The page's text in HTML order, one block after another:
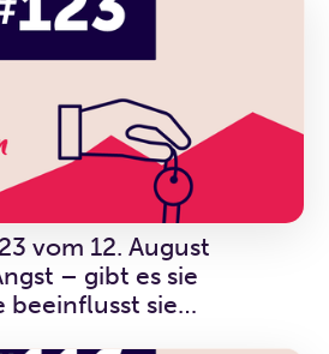
vom 12. August
– gibt es sie
sie